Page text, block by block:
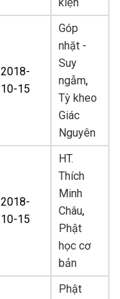
2018-
10-15
Góp
nhặt -
Suy
ngẫm,
Tỳ kheo
Giác
Nguyên
2018-
10-15
HT.
Thích
Minh
Châu,
Phật
học cơ
bản
Phật